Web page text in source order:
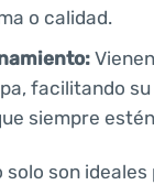
o calidad.
facilitando
siempre
solo son